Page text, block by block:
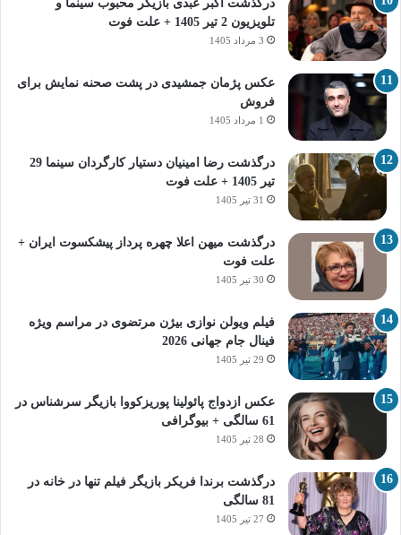
درگذشت اکبر عبدی بازیگر محبوب سینما و
تلویزیون 2 تیر 1405 + علت فوت
3 مرداد 1405
عکس پژمان جمشیدی در پشت صحنه نمایش برای
فروش
1 مرداد 1405
درگذشت رضا امینیان دستیار کارگردان سینما 29
تیر 1405 + علت فوت
31 تیر 1405
درگذشت میهن اعلا چهره پرداز پیشکسوت ایران +
علت فوت
30 تیر 1405
فیلم ویولن نوازی بیژن مرتضوی در مراسم ویژه
فینال جام جهانی 2026
29 تیر 1405
عکس ازدواج پائولینا پوریزکووا بازیگر سرشناس در
61 سالگی + بیوگرافی
28 تیر 1405
درگذشت برندا فریکر بازیگر فیلم تنها در خانه در
81 سالگی
27 تیر 1405